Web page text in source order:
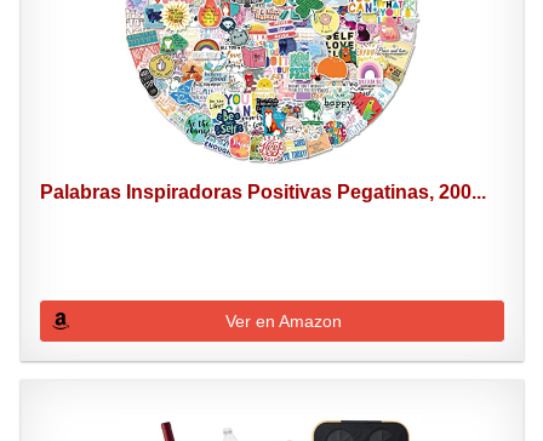
Palabras Inspiradoras Positivas Pegatinas, 200...
Ver en Amazon